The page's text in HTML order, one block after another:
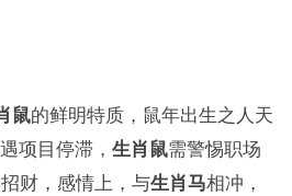
鼠的鲜明特质，鼠年出生之人天
项目停滞， 生肖鼠需警惕职场
财，感情上，与生肖马相冲，